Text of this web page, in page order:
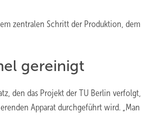
zentralen Schritt der Produktion, dem
gereinigt
den das Projekt der TU Berlin verfolgt,
Apparat durchgeführt wird. „Man